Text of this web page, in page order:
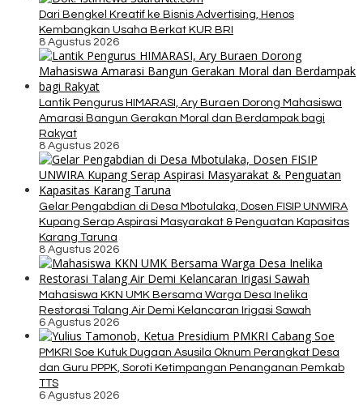
Dari Bengkel Kreatif ke Bisnis Advertising, Henos
Kembangkan Usaha Berkat KUR BRI
8 Agustus 2026
Lantik Pengurus HIMARASI, Ary Buraen Dorong Mahasiswa
Amarasi Bangun Gerakan Moral dan Berdampak bagi
Rakyat
8 Agustus 2026
Gelar Pengabdian di Desa Mbotulaka, Dosen FISIP UNWIRA
Kupang Serap Aspirasi Masyarakat & Penguatan Kapasitas
Karang Taruna
8 Agustus 2026
Mahasiswa KKN UMK Bersama Warga Desa Inelika
Restorasi Talang Air Demi Kelancaran Irigasi Sawah
6 Agustus 2026
PMKRI Soe Kutuk Dugaan Asusila Oknum Perangkat Desa
dan Guru PPPK, Soroti Ketimpangan Penanganan Pemkab
TTS
6 Agustus 2026